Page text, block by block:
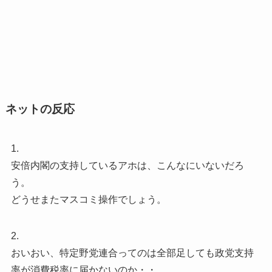
ネットの反応
1.
安倍内閣の支持しているアホは、こんなにいないだろ
う。
どうせまたマスコミ操作でしょう。
2.
おいおい、特定野党連合ってのは全部足しても政党支持